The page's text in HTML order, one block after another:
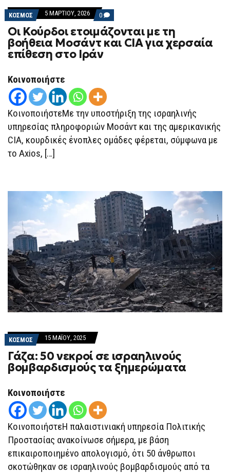
ΚΟΣΜΟΣ 5 ΜΑΡΤΊΟΥ, 2026 0 COMMENTS
ON
ΟΙ
ΚΟΎΡΔΟΙ
ΕΤΟΙΜΆΖΟΝΤΑΙ
ΜΕ
CIA
ΓΙΑ
ΕΠΊΘΕΣΗ
ΣΤΟ
ΙΡΆΝ
Οι Κούρδοι ετοιμάζονται με τη
βοήθεια Μοσάντ και CIA για χερσαία
επίθεση στο Ιράν
Κοινοποιήστε
ΚοινοποιήστεΜε την υποστήριξη της ισραηλινής
υπηρεσίας πληροφοριών Μοσάντ και της αμερικανικής
CIA, κουρδικές ένοπλες ομάδες φέρεται, σύμφωνα με
το Axios, […]
ΚΟΣΜΟΣ 15 ΜΑΪ́ΟΥ, 2025
Γάζα: 50 νεκροί σε ισραηλινούς
βομβαρδισμούς τα ξημερώματα
Κοινοποιήστε
ΚοινοποιήστεΗ παλαιστινιακή υπηρεσία Πολιτικής
Προστασίας ανακοίνωσε σήμερα, με βάση
επικαιροποιημένο απολογισμό, ότι 50 άνθρωποι
σκοτώθηκαν σε ισραηλινούς βομβαρδισμούς από τα